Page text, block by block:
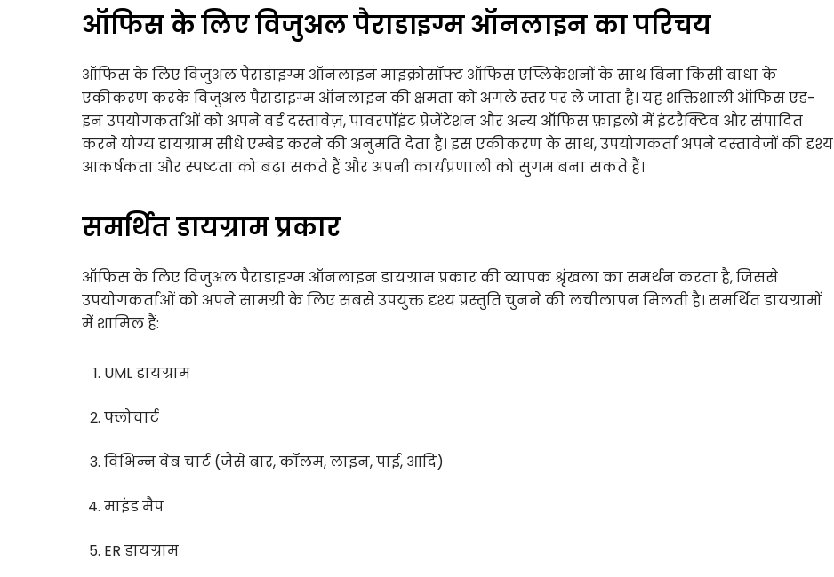
ऑफिस के लिए विजुअल पैराडाइग्म ऑनलाइन का परिचय
ऑफिस के लिए विजुअल पैराडाइग्म ऑनलाइन माइक्रोसॉफ्ट ऑफिस एप्लिकेशनों के साथ बिना किसी बाधा के
एकीकरण करके विजुअल पैराडाइग्म ऑनलाइन की क्षमता को अगले स्तर पर ले जाता है। यह शक्तिशाली ऑफिस एड-
इन उपयोगकर्ताओं को अपने वर्ड दस्तावेज़, पावरपॉइंट प्रेजेंटेशन और अन्य ऑफिस फ़ाइलों में इंटरैक्टिव और संपादित
करने योग्य डायग्राम सीधे एम्बेड करने की अनुमति देता है। इस एकीकरण के साथ, उपयोगकर्ता अपने दस्तावेज़ों की दृश्य
आकर्षकता और स्पष्टता को बढ़ा सकते हैं और अपनी कार्यप्रणाली को सुगम बना सकते हैं।
समर्थित डायग्राम प्रकार
ऑफिस के लिए विजुअल पैराडाइग्म ऑनलाइन डायग्राम प्रकार की व्यापक श्रृंखला का समर्थन करता है, जिससे
उपयोगकर्ताओं को अपने सामग्री के लिए सबसे उपयुक्त दृश्य प्रस्तुति चुनने की लचीलापन मिलती है। समर्थित डायग्रामों
में शामिल हैं:
UML डायग्राम
फ्लोचार्ट
विभिन्न वेब चार्ट (जैसे बार, कॉलम, लाइन, पाई, आदि)
माइंड मैप
ER डायग्राम